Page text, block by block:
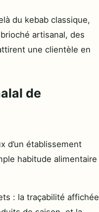
du kebab classique,
artisanal, des
une clientèle en
de
d’un établissement
habitude alimentaire
: la traçabilité affichée